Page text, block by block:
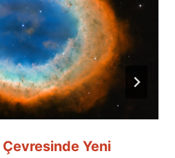
Çevresinde Yeni